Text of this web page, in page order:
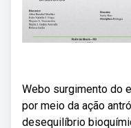
Webo surgimento do
por meio da ação
desequilíbrio